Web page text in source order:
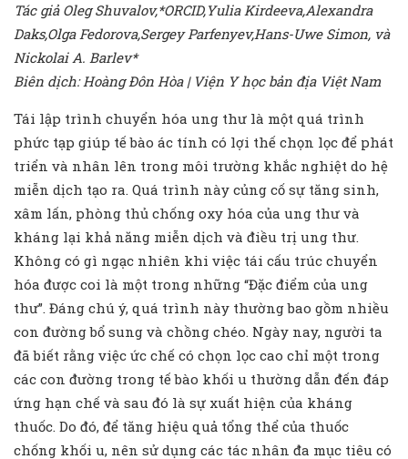
Tác giả Oleg Shuvalov,*ORCID,Yulia Kirdeeva,Alexandra
Daks,Olga Fedorova,Sergey Parfenyev,Hans-Uwe Simon, và
Nickolai A. Barlev*
Biên dịch: Hoàng Đôn Hòa | Viện Y học bản địa Việt Nam
Tái lập trình chuyển hóa ung thư là một quá trình
phức tạp giúp tế bào ác tính có lợi thế chọn lọc để phát
triển và nhân lên trong môi trường khắc nghiệt do hệ
miễn dịch tạo ra. Quá trình này củng cố sự tăng sinh,
xâm lấn, phòng thủ chống oxy hóa của ung thư và
kháng lại khả năng miễn dịch và điều trị ung thư.
Không có gì ngạc nhiên khi việc tái cấu trúc chuyển
hóa được coi là một trong những “Đặc điểm của ung
thư”. Đáng chú ý, quá trình này thường bao gồm nhiều
con đường bổ sung và chồng chéo. Ngày nay, người ta
đã biết rằng việc ức chế có chọn lọc cao chỉ một trong
các con đường trong tế bào khối u thường dẫn đến đáp
ứng hạn chế và sau đó là sự xuất hiện của kháng
thuốc. Do đó, để tăng hiệu quả tổng thể của thuốc
chống khối u, nên sử dụng các tác nhân đa mục tiêu có